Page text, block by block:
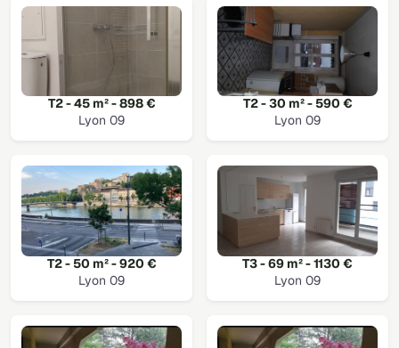
T2 - 45 m² - 898 €
Lyon 09
T2 - 30 m² - 590 €
Lyon 09
T2 - 50 m² - 920 €
Lyon 09
T3 - 69 m² - 1130 €
Lyon 09